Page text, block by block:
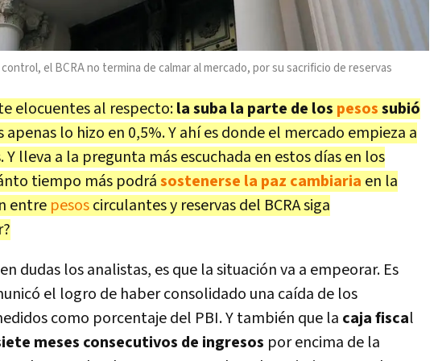
el BCRA no termina de calmar al mercado, por su sacrificio de reservas
elocuentes al respecto:la suba la parte de los pesossubió
apenas lo hizo en 0,5%. Y ahí es donde el mercado empieza a
lleva a la pregunta más escuchada en estos días en los
tiempo más podrásostenerse la paz cambiaria en la
entre pesoscirculantes y reservas del BCRA siga
dudas los analistas, es que la situación va a empeorar. Es
el logro de haber consolidado una caída de los
como porcentaje del PBI. Y también que la caja fiscal
meses consecutivos de ingresos por encima de la